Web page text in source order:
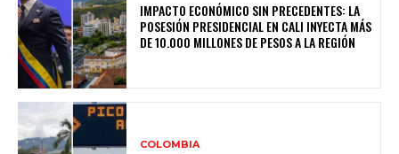
IMPACTO ECONÓMICO SIN PRECEDENTES: LA
POSESIÓN PRESIDENCIAL EN CALI INYECTA MÁS
DE 10.000 MILLONES DE PESOS A LA REGIÓN
COLOMBIA